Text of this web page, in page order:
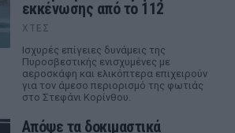
εκκένωσης από το 112
ΧΤΕΣ
Ισχυρές επίγειες δυνάμεις της
Πυροσβεστικής ενισχυμένες με
αεροσκάφη και ελικόπτερα επιχειρούν
για τον άμεσο περιορισμό της φωτιάς
στο Στεφάνι Κορίνθου.
Απόψε τα δοκιμαστικά